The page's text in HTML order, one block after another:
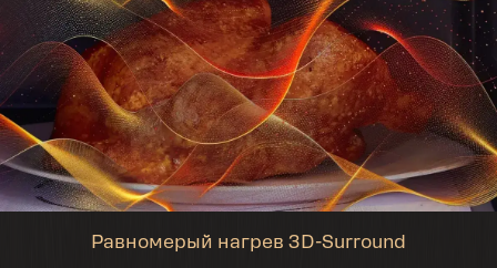
Равномерый нагрев 3D-Surround